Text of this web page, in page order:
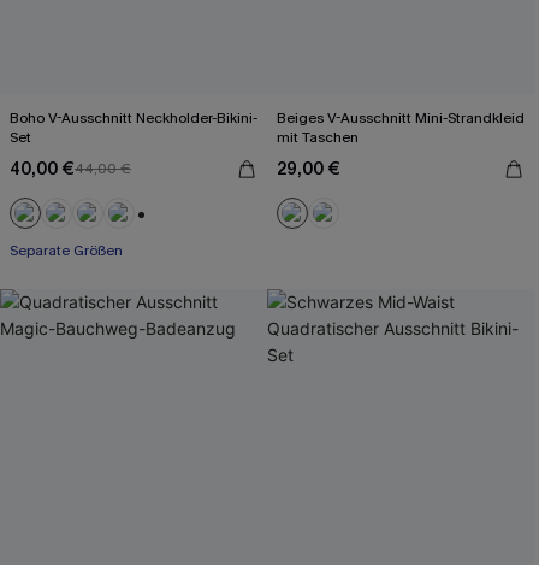
Boho V-Ausschnitt Neckholder-Bikini-
Set
40,00 €44,00 €
Separate Größen
Beiges V-Ausschnitt Mini-Strandkleid
mit Taschen
29,00 €